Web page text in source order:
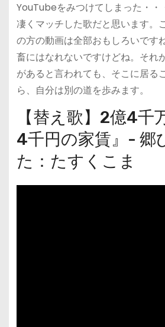
YouTubeをみつけてしまった・・
凄くマッチした歌だと思います。
の方の動画は全部おもしろいです
畜にはなれないですけどね。それ
があると言われても、そこに居る
ら、自分は別の道を歩みます。
【替え歌】2億4千
4千円の家賃』-
た：たすくこま